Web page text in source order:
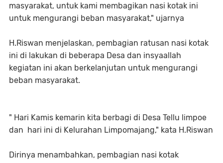
masyarakat, untuk kami membagikan nasi kotak ini
untuk mengurangi beban masyarakat," ujarnya
H.Riswan menjelaskan, pembagian ratusan nasi kotak
ini di lakukan di beberapa Desa dan insyaallah
kegiatan ini akan berkelanjutan untuk mengurangi
beban masyarakat.
" Hari Kamis kemarin kita berbagi di Desa Tellu limpoe
dan hari ini di Kelurahan Limpomajang," kata H.Riswan
Dirinya menambahkan, pembagian nasi kotak